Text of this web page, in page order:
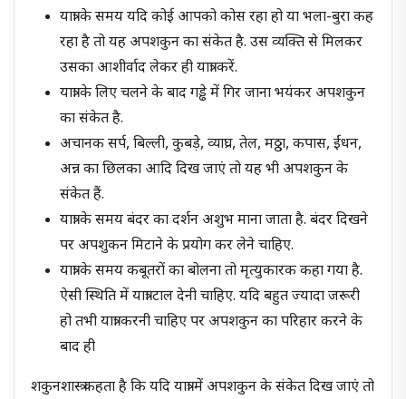
यात्रा के समय यदि कोई आपको कोस रहा हो या भला-बुरा कह
रहा है तो यह अपशकुन का संकेत है. उस व्यक्ति से मिलकर
उसका आशीर्वाद लेकर ही यात्रा करें.
यात्रा के लिए चलने के बाद गड्ढे में गिर जाना भयंकर अपशकुन
का संकेत है.
अचानक सर्प, बिल्ली, कुबड़े, व्याघ्र, तेल, मठ्ठा, कपास, ईंधन,
अन्न का छिलका आदि दिख जाएं तो यह भी अपशकुन के
संकेत हैं.
यात्रा के समय बंदर का दर्शन अशुभ माना जाता है. बंदर दिखने
पर अपशुकन मिटाने के प्रयोग कर लेने चाहिए.
यात्रा के समय कबूतरों का बोलना तो मृत्युकारक कहा गया है.
ऐसी स्थिति में यात्रा टाल देनी चाहिए. यदि बहुत ज्यादा जरूरी
हो तभी यात्रा करनी चाहिए पर अपशकुन का परिहार करने के
बाद ही
शकुनशास्त्र कहता है कि यदि यात्रा में अपशकुन के संकेत दिख जाएं तो